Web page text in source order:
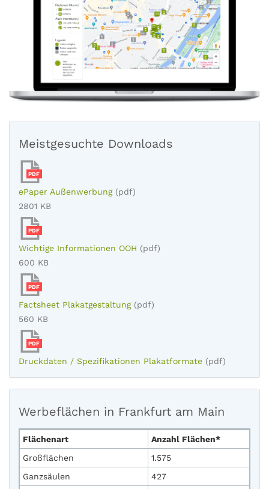
Meistgesuchte Downloads
PDF
ePaper Außenwerbung (pdf)
2801 KB
PDF
Wichtige Informationen OOH (pdf)
600 KB
PDF
Factsheet Plakatgestaltung (pdf)
560 KB
PDF
Druckdaten / Spezifikationen Plakatformate (pdf)
Werbeflächen in Frankfurt am Main
Flächenart
Anzahl Flächen*
Großflächen
1.575
Ganzsäulen
427